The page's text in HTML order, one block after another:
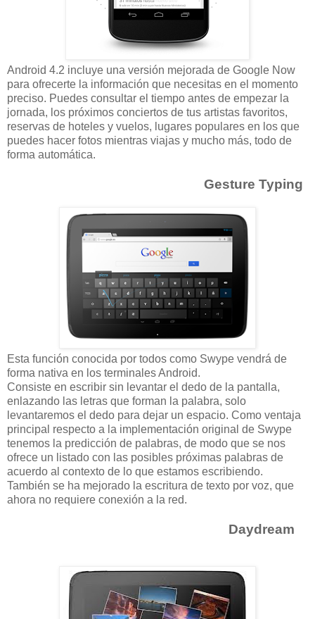
Android 4.2 incluye una versión mejorada de Google Now
para ofrecerte la información que necesitas en el momento
preciso. Puedes consultar el tiempo antes de empezar la
jornada, los próximos conciertos de tus artistas favoritos,
reservas de hoteles y vuelos, lugares populares en los que
puedes hacer fotos mientras viajas y mucho más, todo de
forma automática.
Gesture Typing
Esta función conocida por todos como Swype vendrá de
forma nativa en los terminales Android.
Consiste en escribir sin levantar el dedo de la pantalla,
enlazando las letras que forman la palabra, solo
levantaremos el dedo para dejar un espacio. Como ventaja
principal respecto a la implementación original de Swype
tenemos la predicción de palabras, de modo que se nos
ofrece un listado con las posibles próximas palabras de
acuerdo al contexto de lo que estamos escribiendo.
También se ha mejorado la escritura de texto por voz, que
ahora no requiere conexión a la red.
Daydream